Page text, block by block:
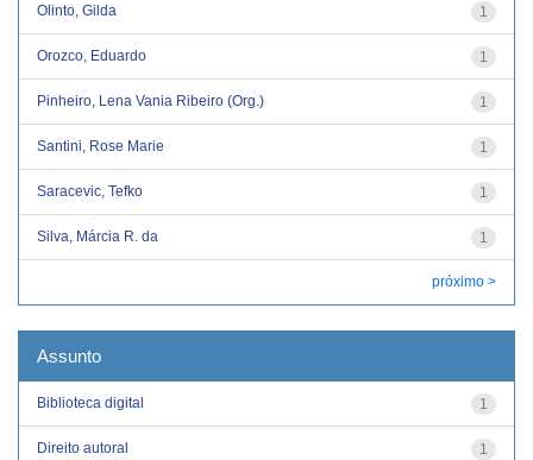
1
Olinto, Gilda
1
Orozco, Eduardo
1
Pinheiro, Lena Vania Ribeiro (Org.)
1
Santini, Rose Marie
1
Saracevic, Tefko
1
Silva, Márcia R. da
próximo >
Assunto
1
Biblioteca digital
1
Direito autoral